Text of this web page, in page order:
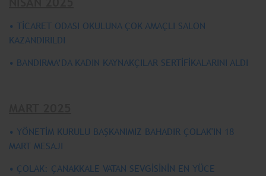
• TİCARET ODASI OKULUNA ÇOK AMAÇLI SALON
KAZANDIRILDI
• BANDIRMA’DA KADIN KAYNAKÇILAR SERTİFİKALARINI ALDI
• YÖNETİM KURULU BAŞKANIMIZ BAHADIR ÇOLAK'IN 18
MART MESAJI
• ÇOLAK: ÇANAKKALE VATAN SEVGİSİNİN EN YÜCE